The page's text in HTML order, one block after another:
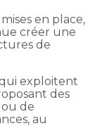
en place,
créer une
de
exploitent
des
de
au